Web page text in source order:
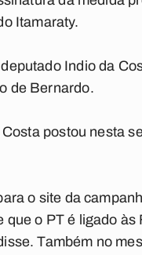
Itamaraty.
Indio da
de Bernardo.
postou nesta
o site da
o PT é ligado
Também no